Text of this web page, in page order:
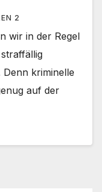
2
wir in der Regel
Denn kriminelle
auf der